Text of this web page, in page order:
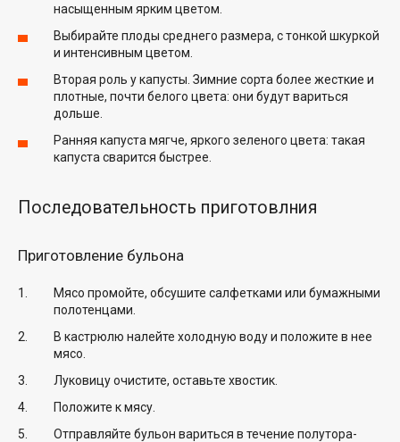
насыщенным ярким цветом.
Выбирайте плоды среднего размера, с тонкой шкуркой
и интенсивным цветом.
Вторая роль у капусты. Зимние сорта более жесткие и
плотные, почти белого цвета: они будут вариться
дольше.
Ранняя капуста мягче, яркого зеленого цвета: такая
капуста сварится быстрее.
Последовательность приготовлния
Приготовление бульона
Мясо промойте, обсушите салфетками или бумажными
полотенцами.
В кастрюлю налейте холодную воду и положите в нее
мясо.
Луковицу очистите, оставьте хвостик.
Положите к мясу.
Отправляйте бульон вариться в течение полутора-